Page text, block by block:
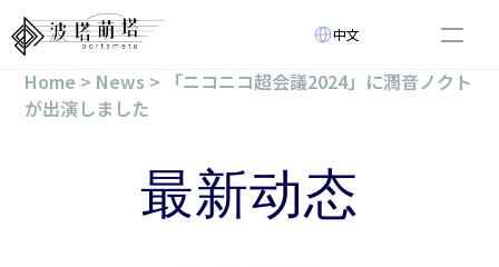
Select Language
中文
关于
最新动态
Home > News > 「ニコニコ超会議2024」に潤音ノクト
が出演しました
最新动态